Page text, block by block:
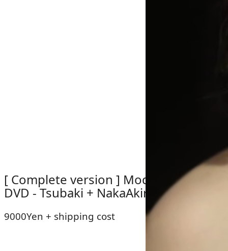
[ Complete version ] Modern Love 6
DVD - Tsubaki + NakaAkira
9000Yen + shipping cost